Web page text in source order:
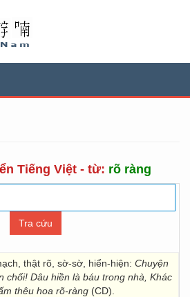
Tiếng Việt - từ: rõ ràng
thật rõ, sờ-sờ, hiển-hiện: Chuyện
chối! Dâu hiền là báu trong nhà, Khác
thêu hoa rõ-ràng (CD).